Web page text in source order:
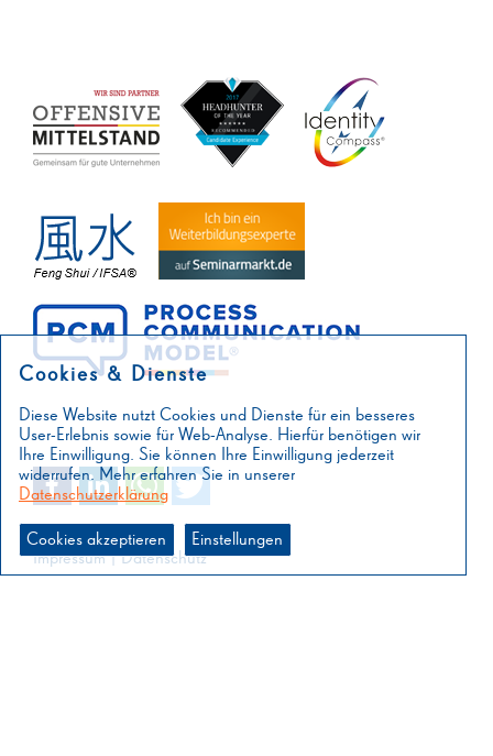
Impressum|Datenschutz
Cookies & Dienste
Diese Website nutzt Cookies und Dienste für ein besseres
User-Erlebnis sowie für Web-Analyse. Hierfür benötigen wir
Ihre Einwilligung. Sie können Ihre Einwilligung jederzeit
widerrufen. Mehr erfahren Sie in unserer
Datenschutzerklärung
Cookies akzeptieren Einstellungen